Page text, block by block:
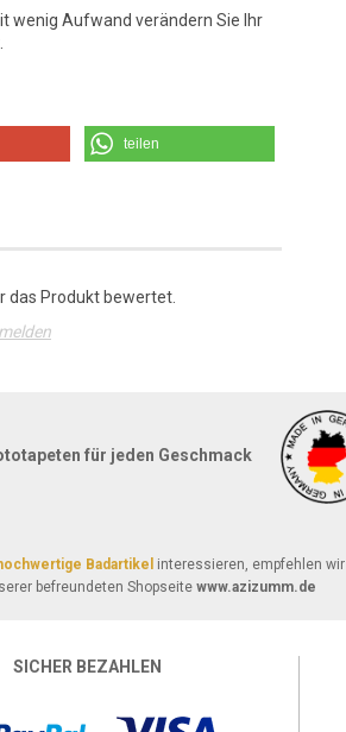
wenig Aufwand verändern Sie Ihr
teilen
das Produkt bewertet.
für jeden Geschmack
Badartikel interessieren, empfehlen wir
befreundeten Shopseite www.azizumm.de
SICHER BEZAHLEN